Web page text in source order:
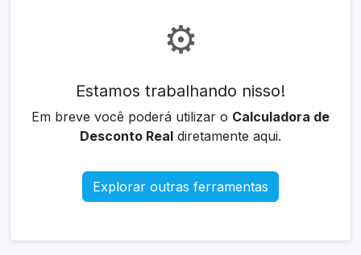
⚙️
Estamos trabalhando nisso!
Em breve você poderá utilizar o Calculadora de
Desconto Real diretamente aqui.
Explorar outras ferramentas